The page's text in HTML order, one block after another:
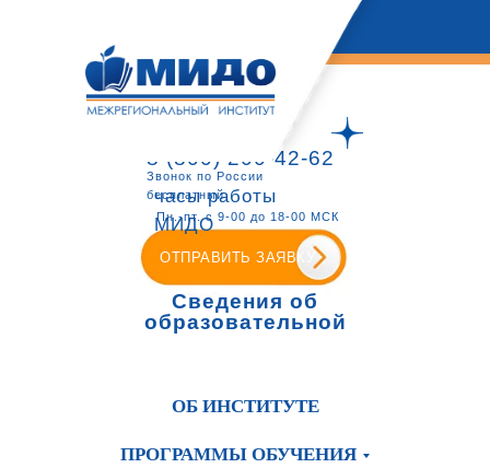
8 (800) 200-42-62
Звонок по России
бесплатный
ОТПРАВИТЬ ЗАЯВКУ
часы работы
МИДО
Пн.-пт. с 9-00 до 18-00 МСК
Сведения об
образовательной
ОБ ИНСТИТУТЕ
ПРОГРАММЫ ОБУЧЕНИЯ